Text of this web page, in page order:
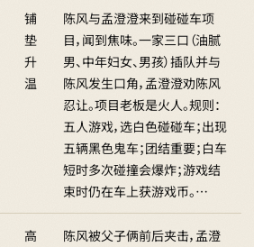
铺
垫
升
温
陈风与孟澄澄来到碰碰车项
目，闻到焦味。一家三口（油腻
男、中年妇女、男孩）插队并与
陈风发生口角，孟澄澄劝陈风
忍让。项目老板是火人。规则：
五人游戏，选白色碰碰车；出现
五辆黑色鬼车；团结重要；白车
短时多次碰撞会爆炸；游戏结
束时仍在车上获游戏币。…
高
陈风被父子俩前后夹击，孟澄